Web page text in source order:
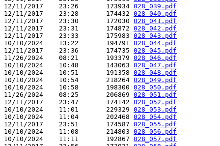
12/11/2017    23:26       173934 028_039.pdf
12/11/2017    23:28       174432 028_040.pdf
12/11/2017    23:30       172030 028_041.pdf
12/11/2017    23:31       174872 028_042.pdf
12/11/2017    23:33       175983 028_043.pdf
10/10/2024    13:22       194791 028_044.pdf
12/11/2017    23:36       174735 028_045.pdf
11/26/2024    08:21       193379 028_046.pdf
10/10/2024    10:48       143063 028_047.pdf
10/10/2024    10:51       191358 028_048.pdf
10/10/2024    10:54       218264 028_049.pdf
10/10/2024    10:58       198300 028_050.pdf
11/26/2024    08:25       206869 028_051.pdf
12/11/2017    23:47       174142 028_052.pdf
10/10/2024    11:01       229329 028_053.pdf
10/10/2024    11:04       202468 028_054.pdf
12/11/2017    23:51       174587 028_055.pdf
10/10/2024    11:08       214803 028_056.pdf
10/10/2024    11:11       192867 028_057.pdf